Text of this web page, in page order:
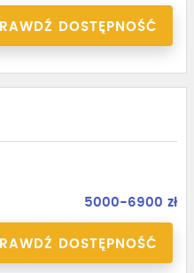
DOSTĘPNOŚĆ
5000-6900 zł
DOSTĘPNOŚĆ